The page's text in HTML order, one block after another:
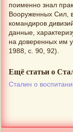
поименно знал
Вооруженных Сил,
командиров
данные,
на доверенных им
1988, с. 90, 92).
Ещё статьи о
Сталин о